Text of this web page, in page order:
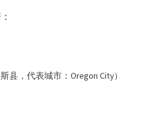
县，代表城市：Oregon City）